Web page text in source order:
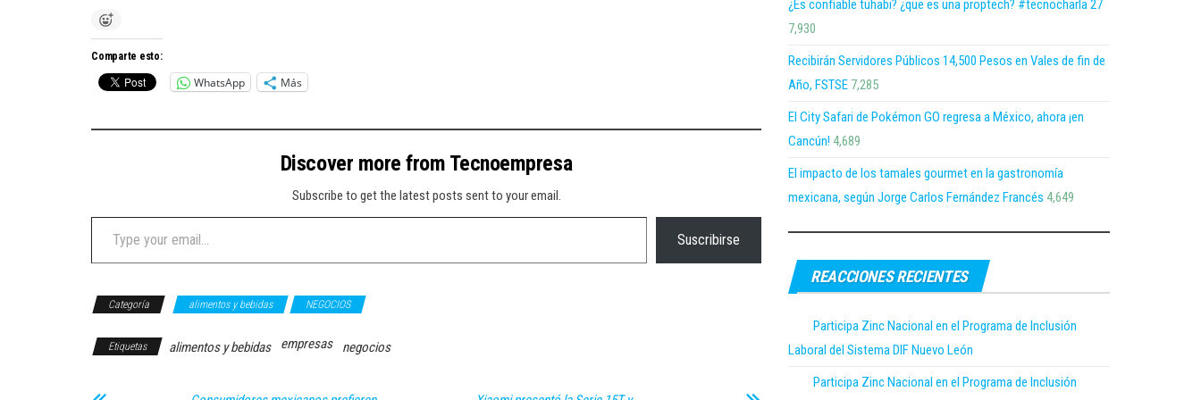
Comparte esto:
WhatsApp Más
Discover more from Tecnoempresa
Subscribe to get the latest posts sent to your email.
Type your email…
Suscribirse
Categoría alimentos y bebidas NEGOCIOS
Etiquetas alimentos y bebidas empresas negocios
¿Es confiable tuhabi? ¿que es una proptech? #tecnocharla 27
7,930
Recibirán Servidores Públicos 14,500 Pesos en Vales de fin de
Año, FSTSE 7,285
El City Safari de Pokémon GO regresa a México, ahora ¡en
Cancún! 4,689
El impacto de los tamales gourmet en la gastronomía
mexicana, según Jorge Carlos Fernández Francés 4,649
REACCIONES RECIENTES
Participa Zinc Nacional en el Programa de Inclusión
Laboral del Sistema DIF Nuevo León
Participa Zinc Nacional en el Programa de Inclusión